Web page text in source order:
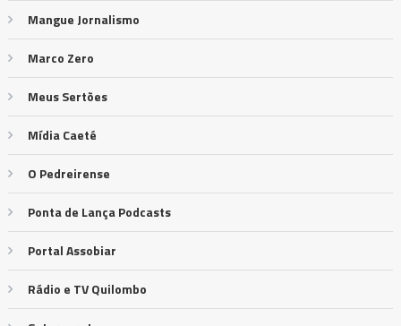
Mangue Jornalismo
Marco Zero
Meus Sertões
Mídia Caeté
O Pedreirense
Ponta de Lança Podcasts
Portal Assobiar
Rádio e TV Quilombo